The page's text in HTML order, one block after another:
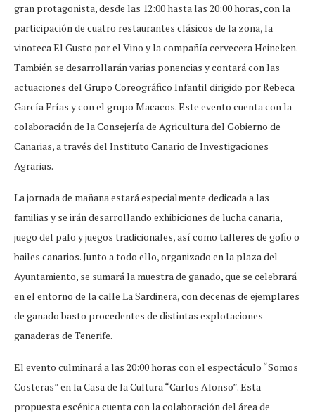
gran protagonista, desde las 12:00 hasta las 20:00 horas, con la
participación de cuatro restaurantes clásicos de la zona, la
vinoteca El Gusto por el Vino y la compañía cervecera Heineken.
También se desarrollarán varias ponencias y contará con las
actuaciones del Grupo Coreográfico Infantil dirigido por Rebeca
García Frías y con el grupo Macacos. Este evento cuenta con la
colaboración de la Consejería de Agricultura del Gobierno de
Canarias, a través del Instituto Canario de Investigaciones
Agrarias.
La jornada de mañana estará especialmente dedicada a las
familias y se irán desarrollando exhibiciones de lucha canaria,
juego del palo y juegos tradicionales, así como talleres de gofio o
bailes canarios. Junto a todo ello, organizado en la plaza del
Ayuntamiento, se sumará la muestra de ganado, que se celebrará
en el entorno de la calle La Sardinera, con decenas de ejemplares
de ganado basto procedentes de distintas explotaciones
ganaderas de Tenerife.
El evento culminará a las 20:00 horas con el espectáculo “Somos
Costeras” en la Casa de la Cultura “Carlos Alonso”. Esta
propuesta escénica cuenta con la colaboración del área de